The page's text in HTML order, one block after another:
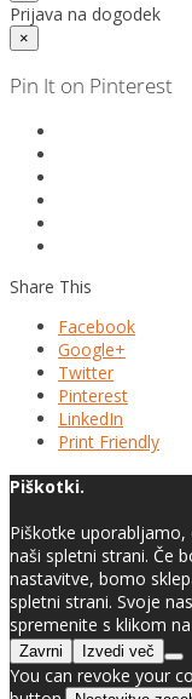
Prijava na dogodek
×
Pin It on Pinterest
Share This
Facebook
Google+
Twitter
Pinterest
LinkedIn
Print Friendly
Piškotki.
Piškotke
naši spletni strani. Če
nastavitve, bomo
spletni strani. Svoje
spremenite s klikom na
Zavrni
Izvedi več
You can revoke your